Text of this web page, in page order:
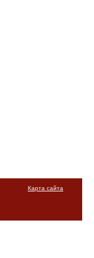
Карта сайта